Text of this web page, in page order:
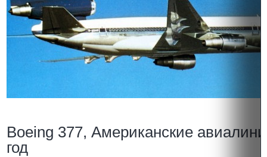
Boeing 377, Американские
год